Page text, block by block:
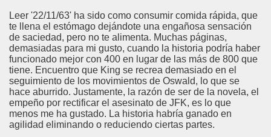
Leer '22/11/63' ha sido como consumir comida rápida, que
te llena el estómago dejándote una engañosa sensación
de saciedad, pero no te alimenta. Muchas páginas,
demasiadas para mi gusto, cuando la historia podría haber
funcionado mejor con 400 en lugar de las más de 800 que
tiene. Encuentro que King se recrea demasiado en el
seguimiento de los movimientos de Oswald, lo que se
hace aburrido. Justamente, la razón de ser de la novela, el
empeño por rectificar el asesinato de JFK, es lo que
menos me ha gustado. La historia habría ganado en
agilidad eliminando o reduciendo ciertas partes.